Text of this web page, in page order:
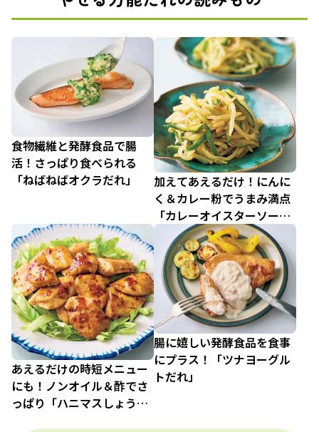
食物繊維と発酵食品で腸
活！さっぱり食べられる
「ねばねばオクラだれ」
加えてあえるだけ！にんに
く＆カレー粉でうまみ満点
「カレーオイスターソース
だれ」
あえるだけの時短メニュー
にも！ノンオイル＆酢でさ
っぱり「ハニマスしょうゆ
腸に嬉しい発酵食品を食事
にプラス！「ツナヨーグル
トだれ」